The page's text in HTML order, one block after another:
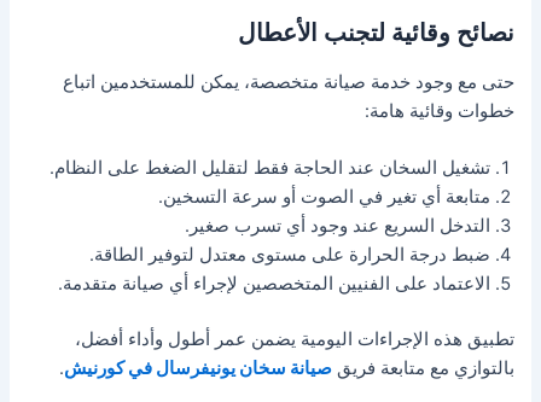
نصائح وقائية لتجنب الأعطال
حتى مع وجود خدمة صيانة متخصصة، يمكن للمستخدمين اتباع
خطوات وقائية هامة:
تشغيل السخان عند الحاجة فقط لتقليل الضغط على النظام.
متابعة أي تغير في الصوت أو سرعة التسخين.
التدخل السريع عند وجود أي تسرب صغير.
ضبط درجة الحرارة على مستوى معتدل لتوفير الطاقة.
الاعتماد على الفنيين المتخصصين لإجراء أي صيانة متقدمة.
تطبيق هذه الإجراءات اليومية يضمن عمر أطول وأداء أفضل،
بالتوازي مع متابعة فريقصيانة سخان يونيفرسال في كورنيش.